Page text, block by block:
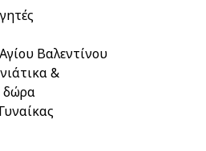
Βαλεντίνου
&
δώρα